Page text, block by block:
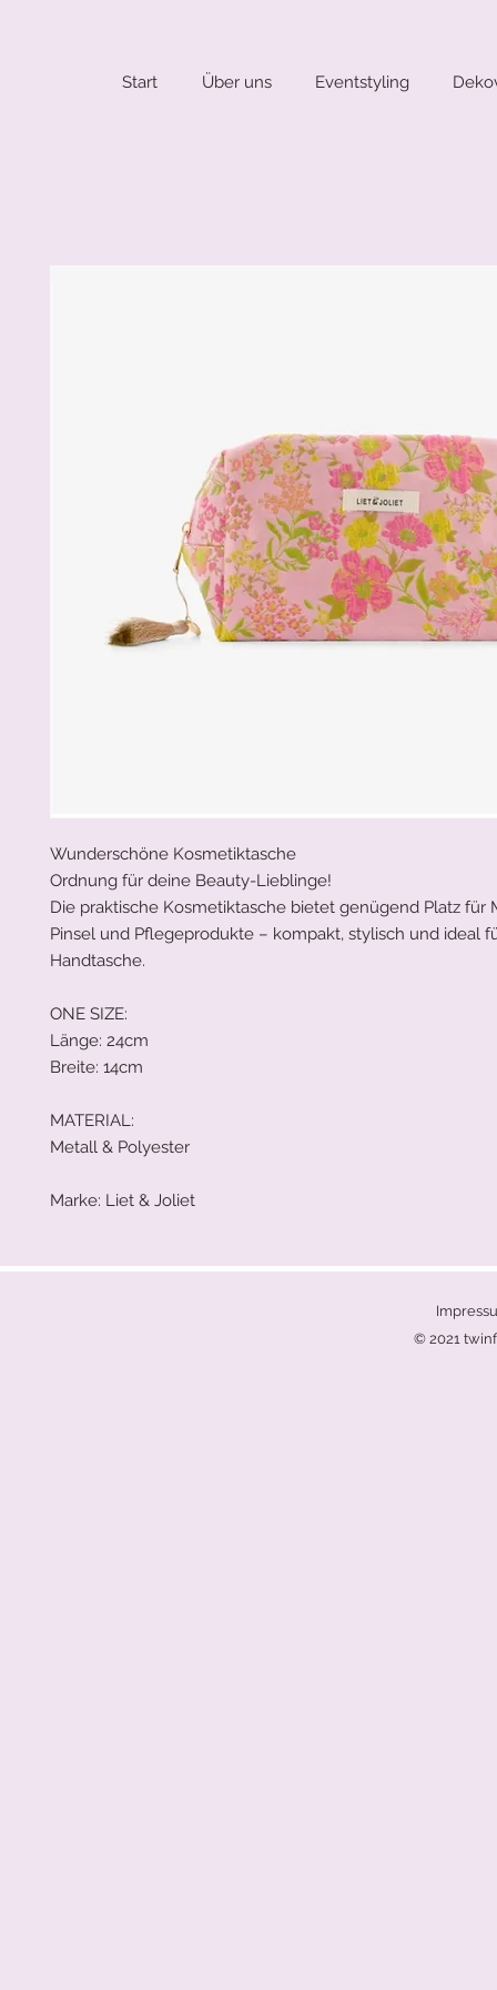
Start Über uns Eventstyling
Wunderschöne Kosmetiktasche
Ordnung für deine Beauty-Lieblinge!
Die praktische Kosmetiktasche bietet genügend Platz für
Pinsel und Pflegeprodukte – kompakt, stylisch und ideal
Handtasche.
ONE SIZE:
Länge: 24cm
Breite: 14cm
MATERIAL:
Metall & Polyester
Marke: Liet & Joliet
© 2021